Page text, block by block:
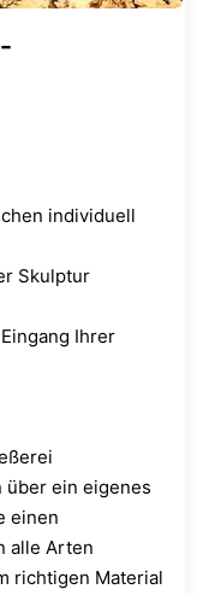
individuell
Skulptur
Ihrer
ein eigenes
einen
alle Arten
richtigen Material